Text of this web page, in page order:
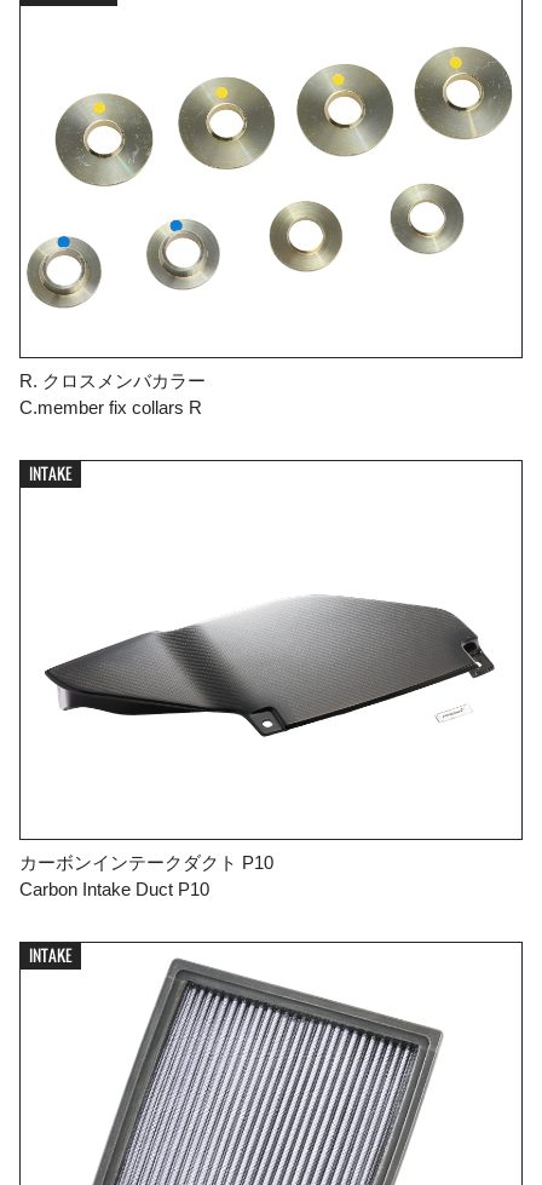
R. クロスメンバカラー
C.member fix collars R
INTAKE
カーボンインテークダクト P10
Carbon Intake Duct P10
INTAKE